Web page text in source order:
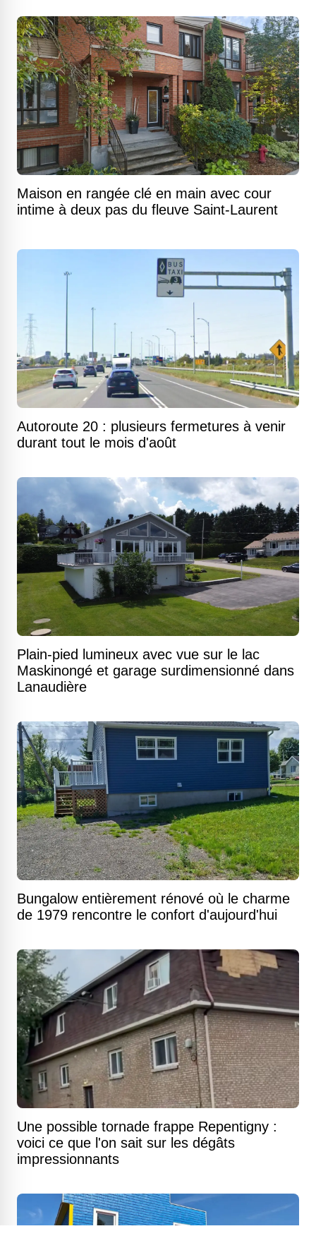
Maison en rangée clé en main avec cour
intime à deux pas du fleuve Saint-Laurent
Autoroute 20 : plusieurs fermetures à venir
durant tout le mois d'août
Plain-pied lumineux avec vue sur le lac
Maskinongé et garage surdimensionné dans
Lanaudière
Bungalow entièrement rénové où le charme
de 1979 rencontre le confort d'aujourd'hui
Une possible tornade frappe Repentigny :
voici ce que l'on sait sur les dégâts
impressionnants